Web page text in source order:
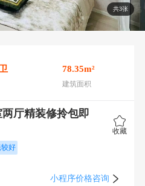
共3张
卫 78.35m²
建筑面积
厅精装修拎包即
收藏
好
小程序价格咨询